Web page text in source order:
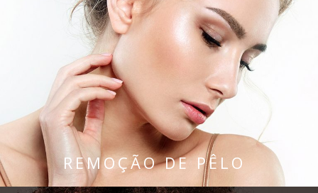
REMOÇÃO DE PÊLO